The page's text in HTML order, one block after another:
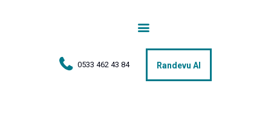
0533 462 43 84 Randevu Al
Tedaviler